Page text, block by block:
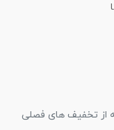
از تخفیف های فصلی